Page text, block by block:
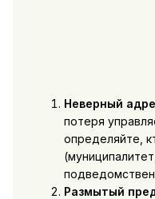
Неверный
потеря
определяйте,
Размытый